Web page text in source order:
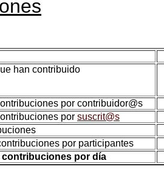
han contribuido
por contribuidor@s
por suscrit@s
por participantes
contribuciones por día